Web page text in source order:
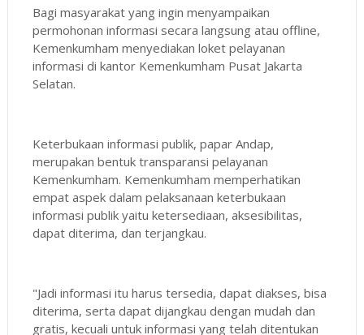
Bagi masyarakat yang ingin menyampaikan
permohonan informasi secara langsung atau offline,
Kemenkumham menyediakan loket pelayanan
informasi di kantor Kemenkumham Pusat Jakarta
Selatan.
Keterbukaan informasi publik, papar Andap,
merupakan bentuk transparansi pelayanan
Kemenkumham. Kemenkumham memperhatikan
empat aspek dalam pelaksanaan keterbukaan
informasi publik yaitu ketersediaan, aksesibilitas,
dapat diterima, dan terjangkau.
"Jadi informasi itu harus tersedia, dapat diakses, bisa
diterima, serta dapat dijangkau dengan mudah dan
gratis, kecuali untuk informasi yang telah ditentukan